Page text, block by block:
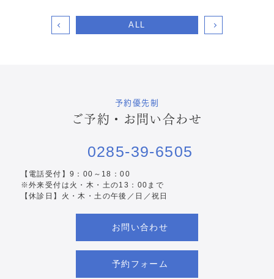
ALL
予約優先制
ご予約・お問い合わせ
0285-39-6505
【電話受付】9：00～18：00
※外来受付は火・木・土の13：00まで
【休診日】火・木・土の午後／日／祝日
お問い合わせ
予約フォーム